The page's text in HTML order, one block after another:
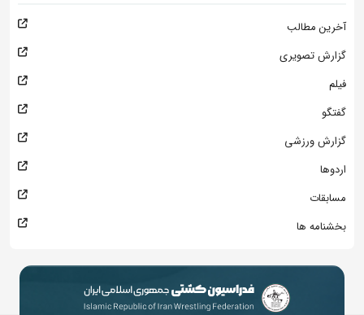
آخرین مطالب
گزارش تصویری
فیلم
گفتگو
گزارش ورزشی
اردوها
مسابقات
بخشنامه ها